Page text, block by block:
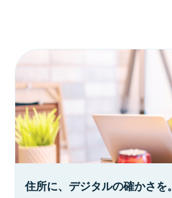
住所に、デジタルの確かさを。